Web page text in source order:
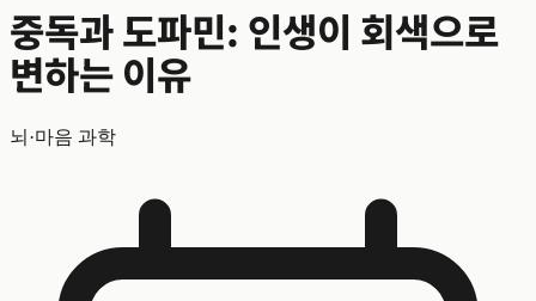
중독과 도파민: 인생이 회색으로
변하는 이유
뇌·마음 과학